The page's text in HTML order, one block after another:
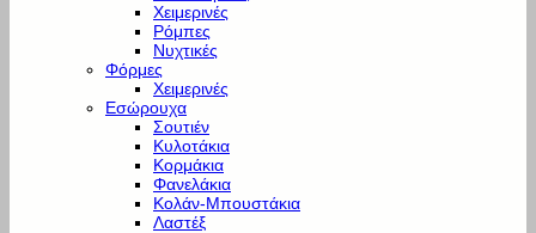
Χειμερινές
Ρόμπες
Νυχτικές
Φόρμες
Χειμερινές
Εσώρουχα
Σουτιέν
Κυλοτάκια
Κορμάκια
Φανελάκια
Κολάν-Μπουστάκια
Λαστέξ